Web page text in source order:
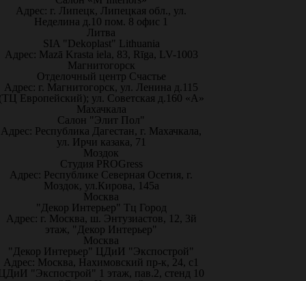
Адрес: г. Липецк, Липецкая обл., ул.
Неделина д.10 пом. 8 офис 1
Литва
SIA "Dekoplast" Lithuania
Адрес: Mazā Krasta iela, 83, Rīga, LV-1003
Магнитогорск
Отделочный центр Счастье
Адрес: г. Магнитогорск, ул. Ленина д.115
Европейский); ул. Советская д.160 «А»
Махачкала
Салон "Элит Пол"
Адрес: Республика Дагестан, г. Махачкала,
ул. Ирчи казака, 71
Моздок
Студия PROGress
Адрес: Республике Северная Осетия, г.
Моздок, ул.Кирова, 145а
Москва
"Декор Интерьер" Тц Город
Адрес: г. Москва, ш. Энтузиастов, 12, 3й
этаж, "Декор Интерьер"
Москва
"Декор Интерьер" ЦДиИ "Экспострой"
Адрес: Москва, Нахимовский пр-к, 24, с1
"Экспострой" 1 этаж, пав.2, стенд 10